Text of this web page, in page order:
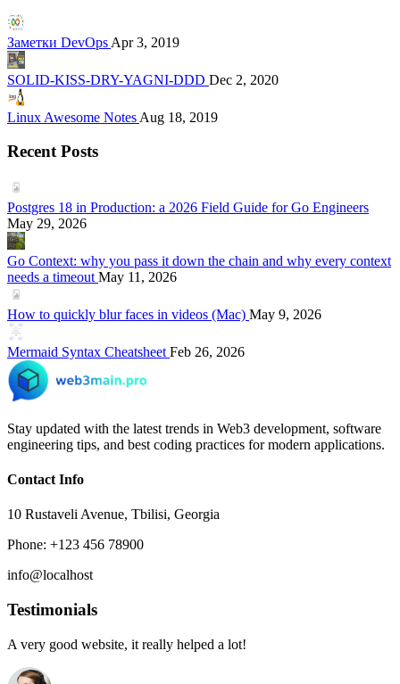
Заметки DevOps Apr 3, 2019
SOLID-KISS-DRY-YAGNI-DDD Dec 2, 2020
Linux Awesome Notes Aug 18, 2019
Recent Posts
Postgres 18 in Production: a 2026 Field Guide for Go Engineers
May 29, 2026
Go Context: why you pass it down the chain and why every context
needs a timeout May 11, 2026
How to quickly blur faces in videos (Mac) May 9, 2026
Mermaid Syntax Cheatsheet Feb 26, 2026
Stay updated with the latest trends in Web3 development, software
engineering tips, and best coding practices for modern applications.
Contact Info
10 Rustaveli Avenue, Tbilisi, Georgia
Phone: +123 456 78900
info@localhost
Testimonials
A very good website, it really helped a lot!